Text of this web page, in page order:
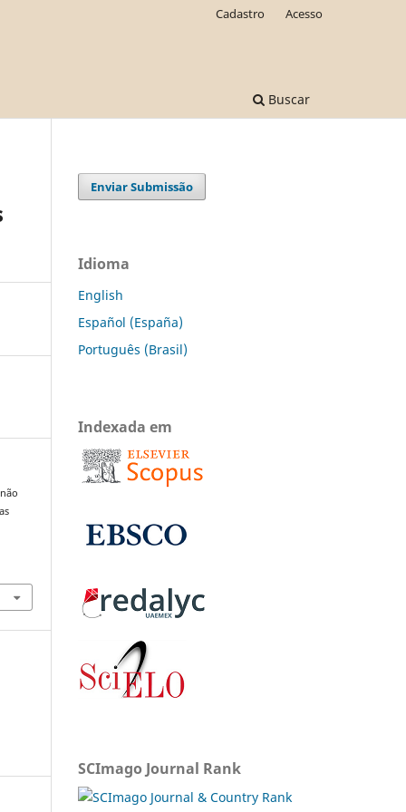
Buscar
Cadastro Acesso
Enviar Submissão
Idioma
English
Español (España)
Português (Brasil)
Indexada em
SCImago Journal Rank